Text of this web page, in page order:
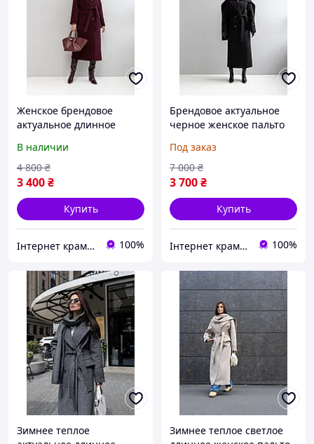
Женское брендовое
актуальное длинное
цвете бургунди
В наличии
3 400₴
4 800 ₴
Купить
Інтернет крамничка "Nika Star" 100%
Брендовое актуальное
черное женское пальто
шарфом
Под заказ
3 700₴
7 000 ₴
Купить
Інтернет крамничка "Nika Star" 100%
Зимнее теплое
Зимнее теплое светлое